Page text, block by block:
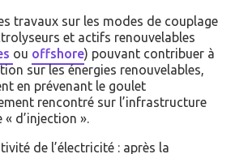
travaux sur les modes de couplage
et actifs renouvelables
ou offshore) pouvant contribuer à
sur les énergies renouvelables,
en prévenant le goulet
rencontré sur l’infrastructure
d’injection ».
de l’électricité : après la